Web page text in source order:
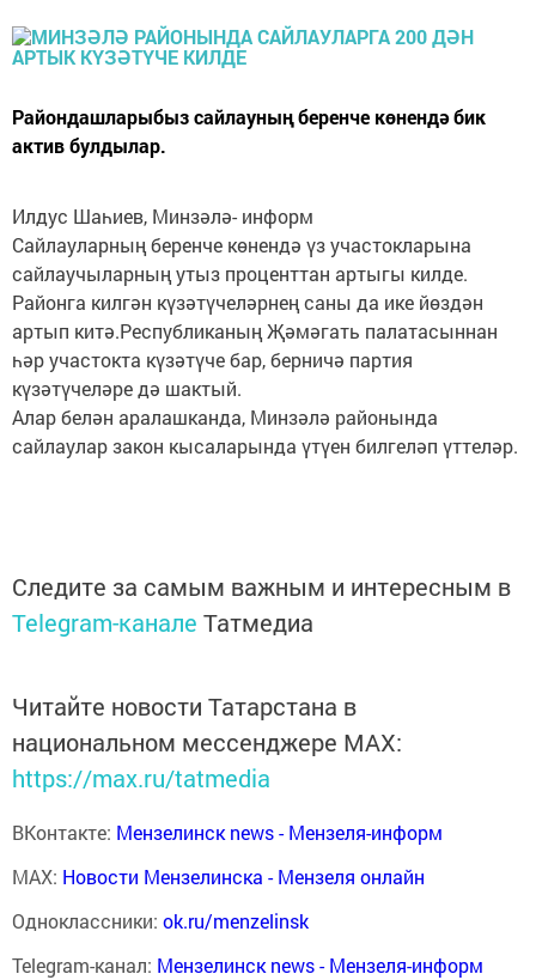
Райондашларыбыз сайлауның беренче көнендә бик
актив булдылар.
Илдус Шаһиев, Минзәлә- информ
Сайлауларның беренче көнендә үз участокларына
сайлаучыларның утыз проценттан артыгы килде.
Районга килгән күзәтүчеләрнең саны да ике йөздән
артып китә.Республиканың Җәмәгать палатасыннан
һәр участокта күзәтүче бар, берничә партия
күзәтүчеләре дә шактый.
Алар белән аралашканда, Минзәлә районында
сайлаулар закон кысаларында үтүен билгеләп үттеләр.
Следите за самым важным и интересным в
Telegram-канале Татмедиа
Читайте новости Татарстана в
национальном мессенджере MАХ:
https://max.ru/tatmedia
ВКонтакте: Мензелинск news - Мензеля-информ
MAX: Новости Мензелинска - Мензеля онлайн
Одноклассники: ok.ru/menzelinsk
Telegram-канал: Мензелинск news - Мензеля-информ